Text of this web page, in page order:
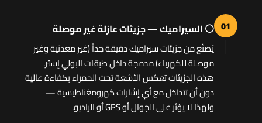
01 ⚪ السيراميك — جزيئات عازلة غير موصلة
يُصنَّع من جزيئات سيراميك دقيقة جداً (غير معدنية وغير
موصلة للكهرباء) مدمجة داخل طبقات البولي إستر.
هذه الجزيئات تعكس الأشعة تحت الحمراء بكفاءة عالية
دون أن تتداخل مع أي إشارات كهرومغناطيسية —
ولهذا لا يؤثر على الجوال أو GPS أو الراديو.